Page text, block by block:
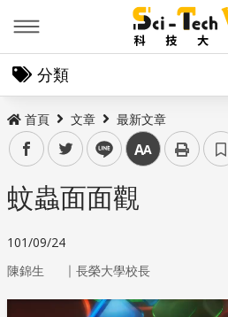
分類
首頁 文章 最新文章
facebooktwitter line 中
蚊蟲面面觀
101/09/24
陳錦生 ｜ 長榮大學校長